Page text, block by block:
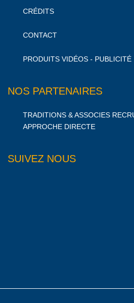
CRÉDITS
CONTACT
PRODUITS VIDÉOS - PUBLICITÉ
NOS PARTENAIRES
TRADITIONS & ASSOCIES
APPROCHE DIRECTE
SUIVEZ NOUS